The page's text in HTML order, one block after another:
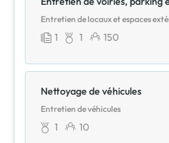
Entretien de locaux et espaces
1 1 150
Nettoyage de véhicules
Entretien de véhicules
1 10